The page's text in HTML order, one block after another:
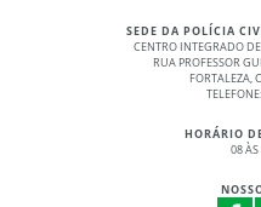
SEDE DA POLÍCIA
CENTRO INTEGRADO
RUA PROFESSOR
FORTALEZA,
HORÁRIO
08